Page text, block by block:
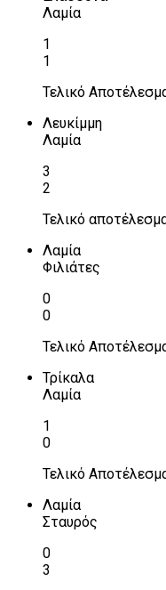
Λαμία
1
1
Τελικό
Λευκίμμη
Λαμία
3
2
Τελικό
Λαμία
Φιλιάτες
0
0
Τελικό
Τρίκαλα
Λαμία
1
0
Τελικό
Λαμία
Σταυρός
0
3